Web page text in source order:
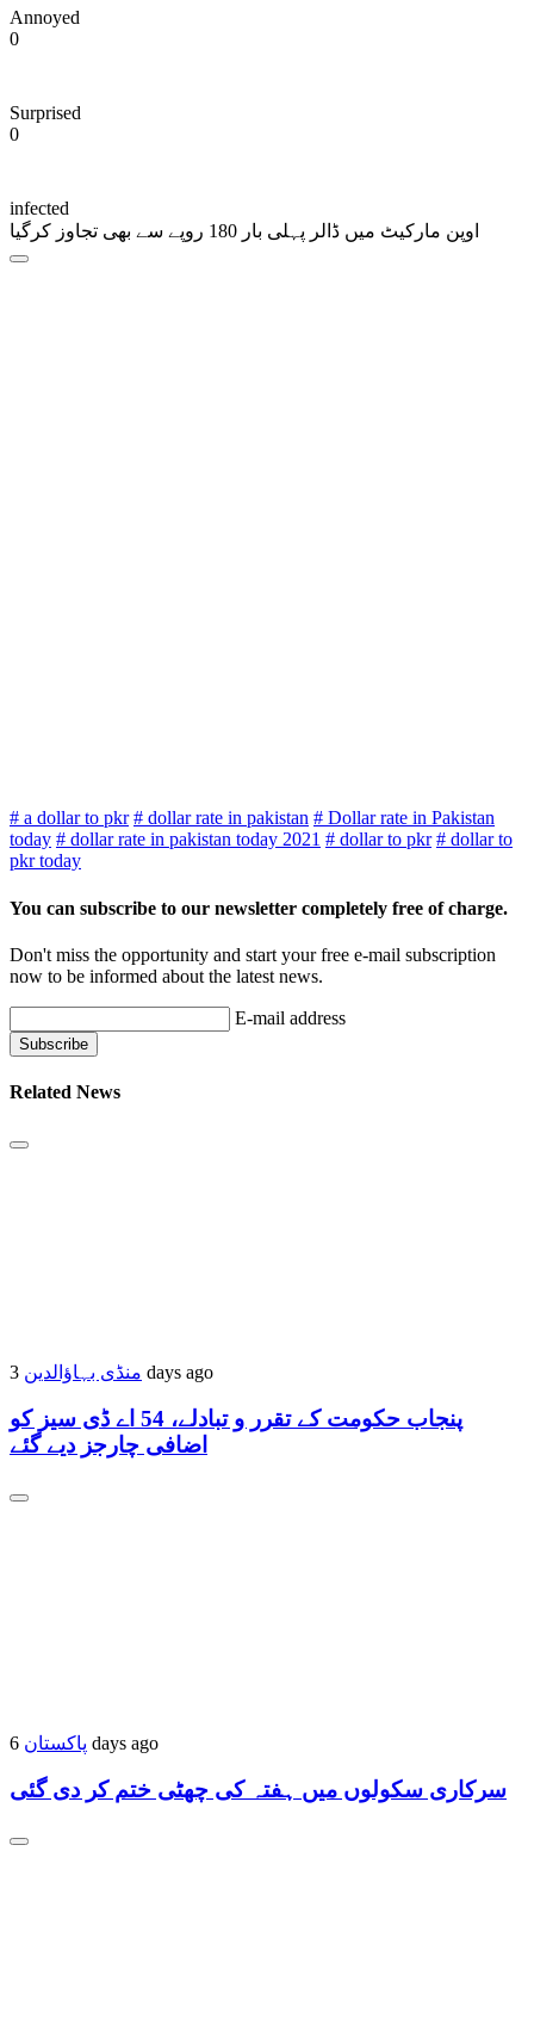
Annoyed
0
Surprised
0
infected
اوپن مارکیٹ میں ڈالر پہلی بار 180 روپے سے بھی تجاوز کرگیا
# a dollar to pkr # dollar rate in pakistan # Dollar rate in Pakistan
today # dollar rate in pakistan today 2021 # dollar to pkr # dollar to
pkr today
You can subscribe to our newsletter completely free of charge.
Don't miss the opportunity and start your free e-mail subscription
now to be informed about the latest news.
E-mail address
Related News
منڈی بہاؤالدین 3 days ago
پنجاب حکومت کے تقرر و تبادلے، 54 اے ڈی سیز کو
اضافی چارجز دیے گئے
پاکستان 6 days ago
سرکاری سکولوں میں ہفتہ کی چھٹی ختم کر دی گئی